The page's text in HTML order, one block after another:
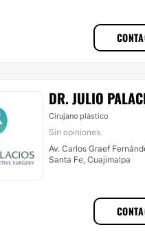
DR. JULIO
Cirujano plástico
Sin opiniones
Av. Carlos Graef
Santa Fe, Cuajimalpa